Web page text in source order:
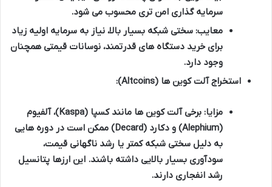
سرمایه گذاری امن تری محسوب می شود.
معایب: سختی شبکه بسیار بالا، نیاز به سرمایه اولیه زیاد
برای خرید دستگاه های قدرتمند، نوسانات قیمتی همچنان
وجود دارد.
استخراج آلت کوین ها (Altcoins):
مزایا:
برخی آلت کوین ها مانند کسپا (Kaspa)، آلفیوم
(Alephium) و دکارد (Decard) ممکن است در دوره هایی
به دلیل سختی شبکه کمتر یا رشد ناگهانی قیمت،
سودآوری بسیار بالایی داشته باشند. این ارزها پتانسیل
رشد انفجاری دارند.